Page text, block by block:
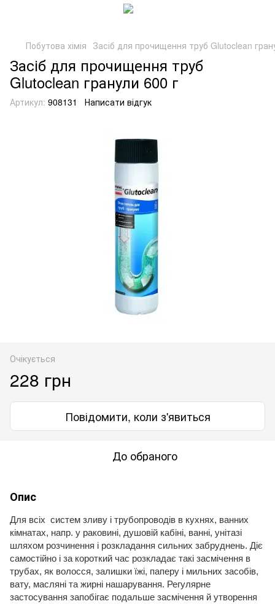
Побутова хімія Засіб для прочищення труб Glutoclean
Засіб для прочищення труб
Glutoclean гранули 600 г
Артикул: 908131 Написати відгук
Очікується
228 грн
Повідомити, коли з'явиться
До обраного
Опис
Для всіх систем зливу і трубопроводів в кухнях, ванних
кімнатах, напр. у раковині, душовій кабіні, ванні, унітазі
шляхом розчинення і розкладання сильних забруднень. Діє
самостійно і за короткий час розкладає такі засмічення в
трубах, як волосся, залишки їжі, паперу і мильних засобів,
вату, масляні та жирні нашарування. Регулярне
застосування запобігає подальше засмічення й утворення